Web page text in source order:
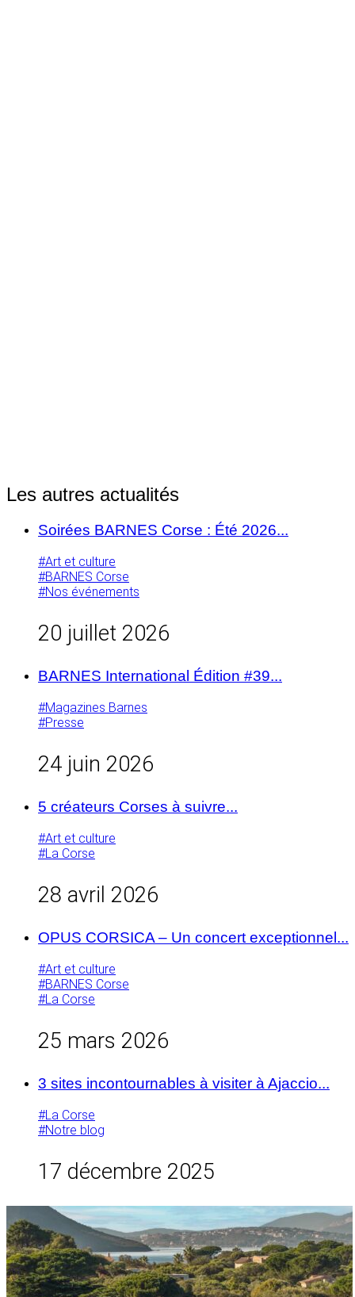
Les autres actualités
Soirées BARNES Corse : Été 2026...
#Art et culture
#BARNES Corse
#Nos événements
20 juillet 2026
BARNES International Édition #39...
#Magazines Barnes
#Presse
24 juin 2026
5 créateurs Corses à suivre...
#Art et culture
#La Corse
28 avril 2026
OPUS CORSICA – Un concert exceptionnel...
#Art et culture
#BARNES Corse
#La Corse
25 mars 2026
3 sites incontournables à visiter à Ajaccio...
#La Corse
#Notre blog
17 décembre 2025